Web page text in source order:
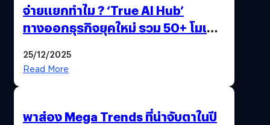
จ่ายแยกทำไม ? ‘True AI Hub’
ทางออกธุรกิจยุคใหม่ รวม 50+ โมเดล
25/12/2025
Read More
พาส่อง Mega Trends ที่น่าจับตาในปี